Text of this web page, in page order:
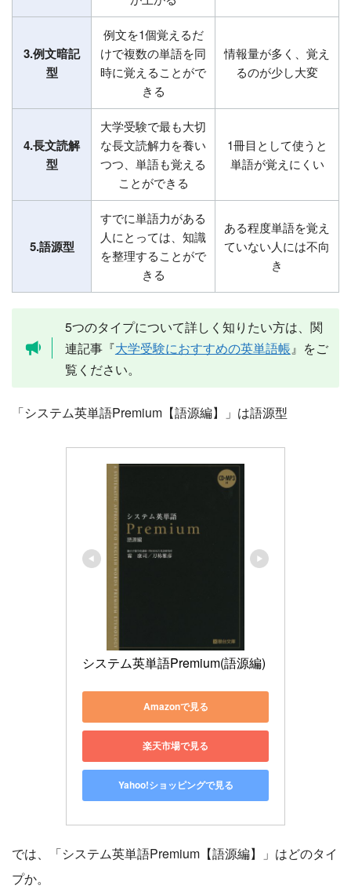
3.例文暗記
型
例文を1個覚えるだ
けで複数の単語を同
時に覚えることがで
きる
情報量が多く、覚え
るのが少し大変
4.長文読解
型
大学受験で最も大切
な長文読解力を養い
つつ、単語も覚える
ことができる
1冊目として使うと
単語が覚えにくい
5.語源型
すでに単語力がある
人にとっては、知識
を整理することがで
きる
ある程度単語を覚え
ていない人には不向
き
5つのタイプについて詳しく知りたい方は、関
連記事『大学受験におすすめの英単語帳』をご
覧ください。
「システム英単語Premium【語源編】」は語源型
システム英単語Premium(語源編)
Amazonで見る
楽天市場で見る
Yahoo!ショッピングで見る
では、「システム英単語Premium【語源編】」はどのタイ
プか。